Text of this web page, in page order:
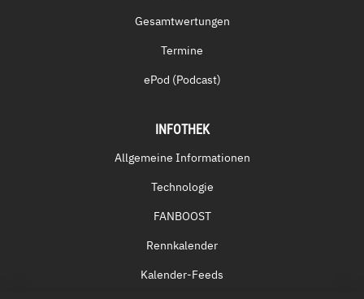
Gesamtwertungen
Termine
ePod (Podcast)
INFOTHEK
Allgemeine Informationen
Technologie
FANBOOST
Rennkalender
Kalender-Feeds